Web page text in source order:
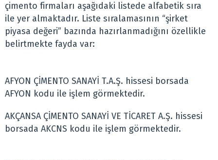
çimento firmaları aşağıdaki listede alfabetik sıra
ile yer almaktadır. Liste sıralamasının “şirket
piyasa değeri” bazında hazırlanmadığını özellikle
belirtmekte fayda var:
AFYON ÇİMENTO SANAYİ T.A.Ş. hissesi borsada
AFYON kodu ile işlem görmektedir.
AKÇANSA ÇİMENTO SANAYİ VE TİCARET A.Ş. hissesi
borsada AKCNS kodu ile işlem görmektedir.